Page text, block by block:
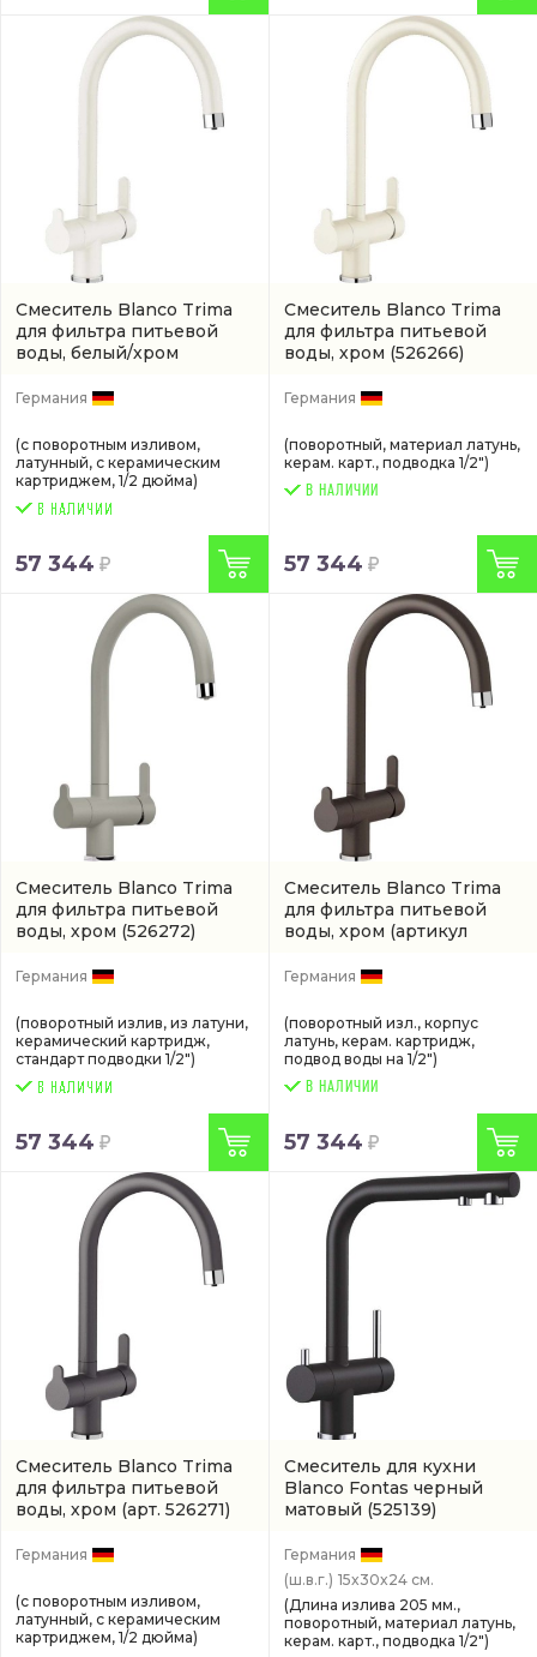
Смеситель Blanco Trima
для фильтра питьевой
воды, белый/хром
Германия
(с поворотным изливом,
латунный, с керамическим
картриджем, 1/2 дюйма)
57 344
Смеситель Blanco Trima
для фильтра питьевой
воды, хром (526266)
Германия
(поворотный, материал латунь,
керам. карт., подводка 1/2")
В НАЛИЧИИ
57 344
Смеситель Blanco Trima
для фильтра питьевой
воды, хром (526272)
Германия
(поворотный излив, из латуни,
керамический картридж,
стандарт подводки 1/2")
57 344
Смеситель Blanco Trima
для фильтра питьевой
воды, хром (артикул
Германия
(поворотный изл., корпус
латунь, керам. картридж,
подвод воды на 1/2")
В НАЛИЧИИ
57 344
Смеситель Blanco Trima
для фильтра питьевой
воды, хром (арт. 526271)
Германия
(с поворотным изливом,
латунный, с керамическим
картриджем, 1/2 дюйма)
Смеситель для кухни
Blanco Fontas черный
матовый (525139)
Германия
(ш.в.г.) 15x30x24 см.
(Длина излива 205 мм.,
поворотный, материал латунь,
керам. карт., подводка 1/2")